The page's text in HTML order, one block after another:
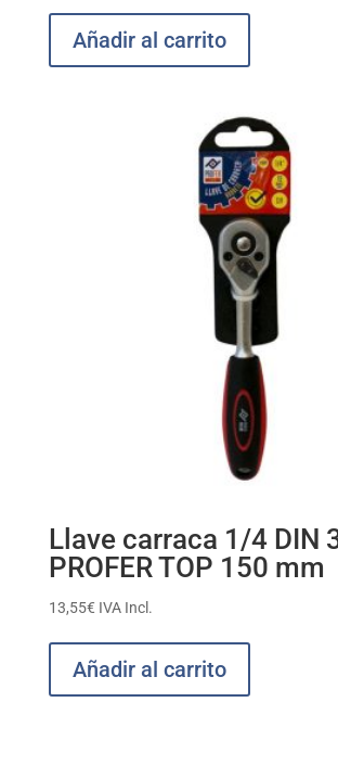
Añadir al carrito
Llave carraca 1/4 DIN
PROFER TOP 150 mm
13,55€ IVA Incl.
Añadir al carrito